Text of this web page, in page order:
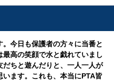
今日も保護者の方々に当番と
高の笑顔で水と戯れていまし
ちと遊んだりと、一人一人が
ます。これも、本当にPTA皆